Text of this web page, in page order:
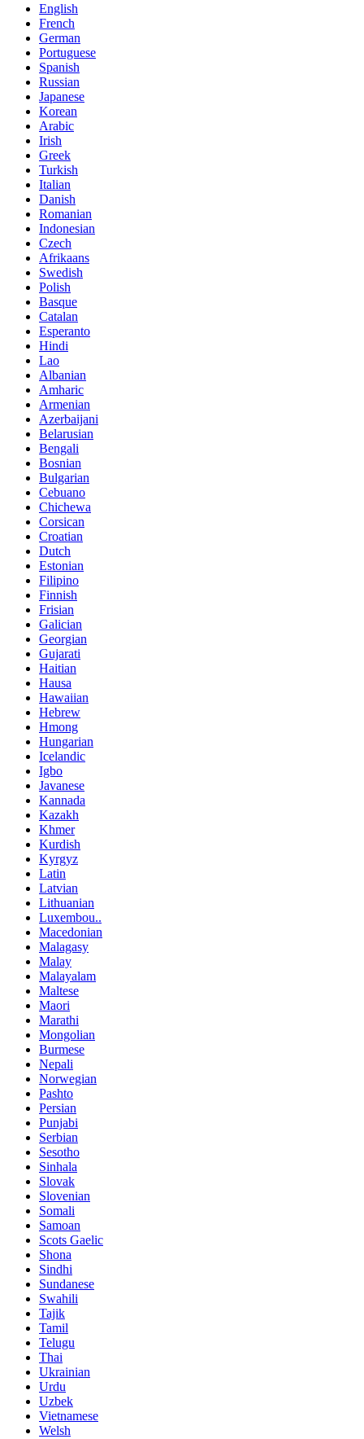
English
French
German
Portuguese
Spanish
Russian
Japanese
Korean
Arabic
Irish
Greek
Turkish
Italian
Danish
Romanian
Indonesian
Czech
Afrikaans
Swedish
Polish
Basque
Catalan
Esperanto
Hindi
Lao
Albanian
Amharic
Armenian
Azerbaijani
Belarusian
Bengali
Bosnian
Bulgarian
Cebuano
Chichewa
Corsican
Croatian
Dutch
Estonian
Filipino
Finnish
Frisian
Galician
Georgian
Gujarati
Haitian
Hausa
Hawaiian
Hebrew
Hmong
Hungarian
Icelandic
Igbo
Javanese
Kannada
Kazakh
Khmer
Kurdish
Kyrgyz
Latin
Latvian
Lithuanian
Luxembou..
Macedonian
Malagasy
Malay
Malayalam
Maltese
Maori
Marathi
Mongolian
Burmese
Nepali
Norwegian
Pashto
Persian
Punjabi
Serbian
Sesotho
Sinhala
Slovak
Slovenian
Somali
Samoan
Scots Gaelic
Shona
Sindhi
Sundanese
Swahili
Tajik
Tamil
Telugu
Thai
Ukrainian
Urdu
Uzbek
Vietnamese
Welsh